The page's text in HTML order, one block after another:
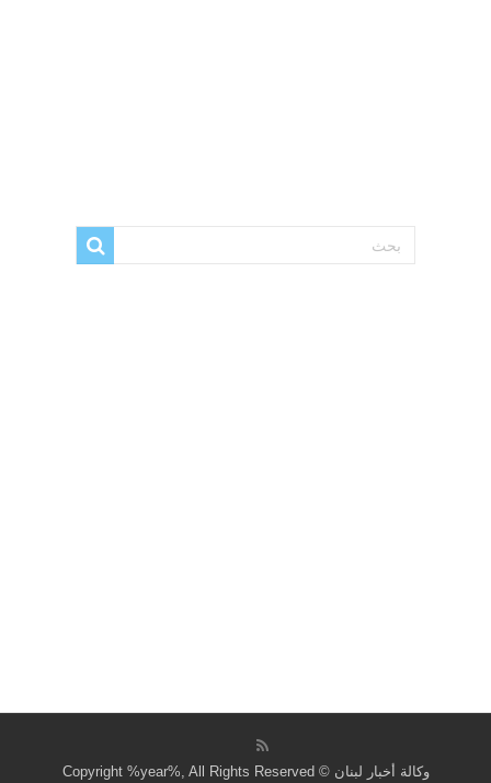
وكالة أخبار لبنان © Copyright %year%, All Rights Reserved